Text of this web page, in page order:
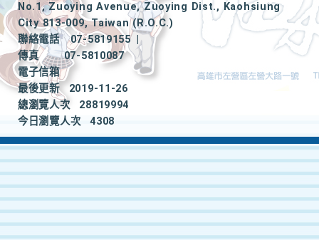
No.1, Zuoying Avenue, Zuoying Dist., Kaohsiung
City 813-009, Taiwan (R.O.C.)
聯絡電話
07-5819155
|
傳真
07-5810087
電子信箱
最後更新
2019-11-26
總瀏覽人次
28819994
今日瀏覽人次
4308